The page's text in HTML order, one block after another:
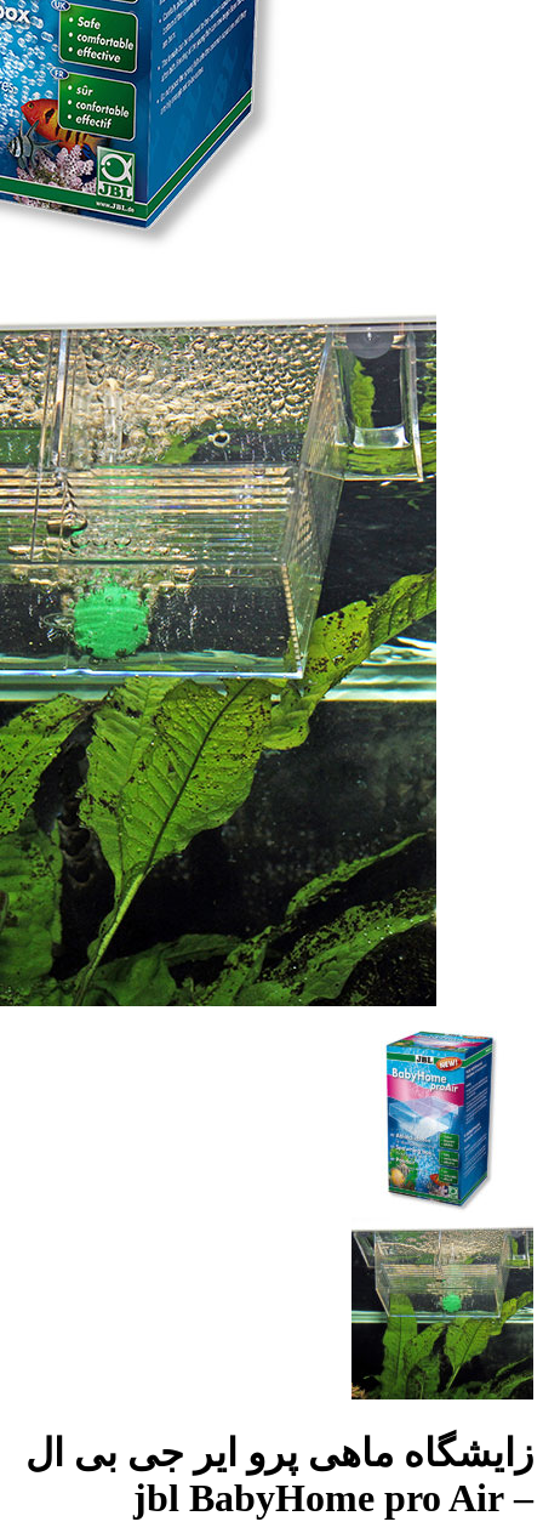
زایشگاه ماهی پرو ایر جی بی ال
– jbl BabyHome pro Air